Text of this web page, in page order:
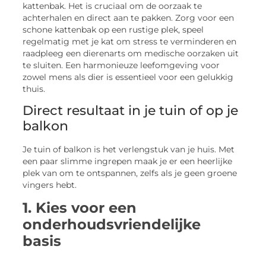
kattenbak. Het is cruciaal om de oorzaak te
achterhalen en direct aan te pakken. Zorg voor een
schone kattenbak op een rustige plek, speel
regelmatig met je kat om stress te verminderen en
raadpleeg een dierenarts om medische oorzaken uit
te sluiten. Een harmonieuze leefomgeving voor
zowel mens als dier is essentieel voor een gelukkig
thuis.
Direct resultaat in je tuin of op je
balkon
Je tuin of balkon is het verlengstuk van je huis. Met
een paar slimme ingrepen maak je er een heerlijke
plek van om te ontspannen, zelfs als je geen groene
vingers hebt.
1. Kies voor een
onderhoudsvriendelijke
basis